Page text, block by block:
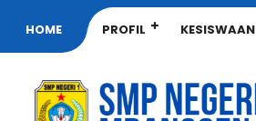
HOME PROFIL KESISWAAN